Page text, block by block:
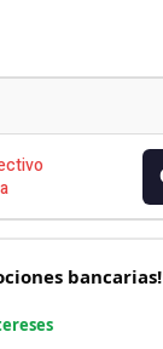
bancarias!